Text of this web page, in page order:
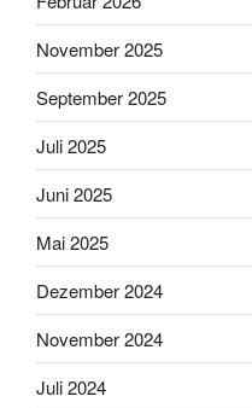
November 2025
September 2025
Juli 2025
Juni 2025
Mai 2025
Dezember 2024
November 2024
Juli 2024